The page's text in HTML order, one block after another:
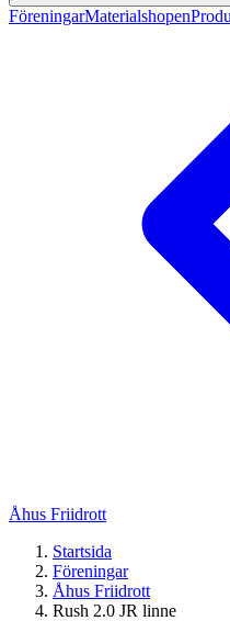
FöreningarMaterialshopen
Åhus Friidrott
Startsida
Föreningar
Åhus Friidrott
Rush 2.0 JR linne